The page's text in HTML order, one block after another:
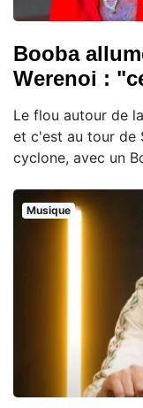
Booba
Werenoi :
Le flou autour de
et c'est au tour de
cyclone, avec un
Musique